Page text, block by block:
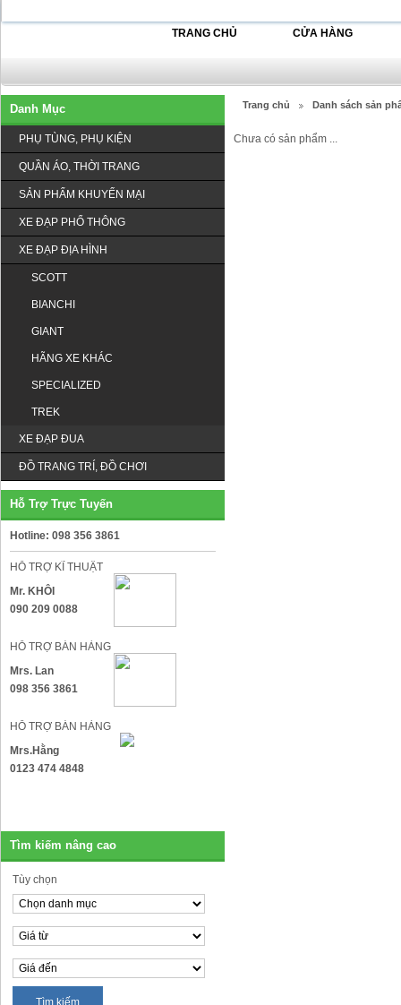
TRANG CHỦ CỬA HÀNG
Trang chủ Danh sách sản
Chưa có sản phẩm ...
Danh Mục
PHỤ TÙNG, PHỤ KIỆN
QUẦN ÁO, THỜI TRANG
SẢN PHẨM KHUYẾN MẠI
XE ĐẠP PHỔ THÔNG
XE ĐẠP ĐỊA HÌNH
SCOTT
BIANCHI
GIANT
HÃNG XE KHÁC
SPECIALIZED
TREK
XE ĐẠP ĐUA
ĐỒ TRANG TRÍ, ĐỒ CHƠI
Hỗ Trợ Trực Tuyến
Hotline: 098 356 3861
HỖ TRỢ KĨ THUẬT
Mr. KHÔI
090 209 0088
HỖ TRỢ BÁN HÀNG
Mrs. Lan
098 356 3861
HỖ TRỢ BÁN HÀNG
Mrs.Hằng
0123 474 4848
Tìm kiếm nâng cao
Tùy chọn